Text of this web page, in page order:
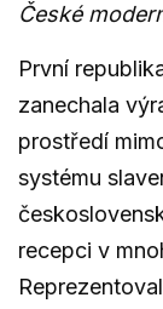
České
První
zanechala
prostředí
systému
recepci v